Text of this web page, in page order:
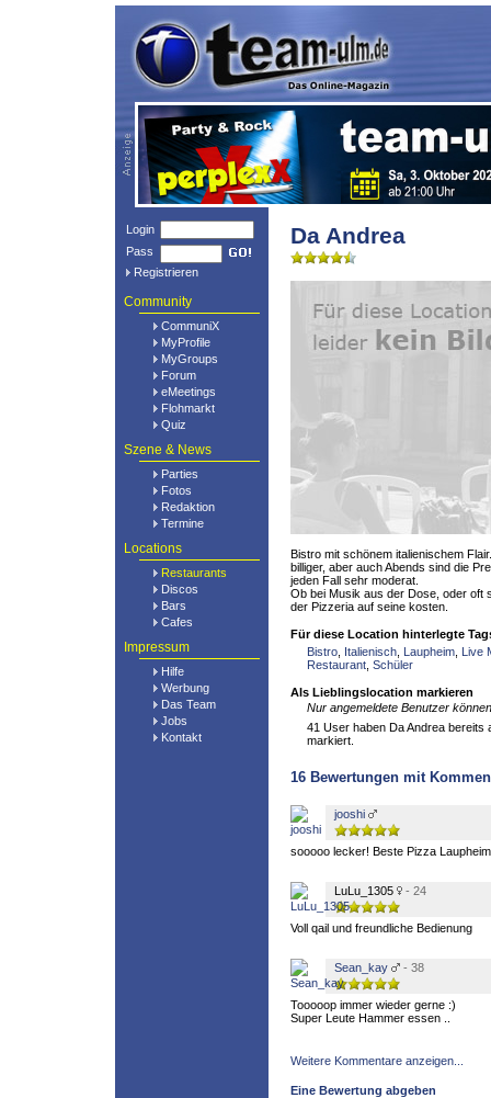
Login
Pass
Registrieren
Community
CommuniX
MyProfile
MyGroups
Forum
eMeetings
Flohmarkt
Quiz
Szene & News
Parties
Fotos
Redaktion
Termine
Locations
Restaurants
Discos
Bars
Cafes
Impressum
Hilfe
Werbung
Das Team
Jobs
Kontakt
Da Andrea
Bistro mit schönem italienischem
billiger, aber auch Abends sind die
jeden Fall sehr moderat.
Ob bei Musik aus der Dose, oder oft
der Pizzeria auf seine kosten.
Für diese Location hinterlegte
Bistro Italienisch Laupheim Live
Restaurant Schüler
Als Lieblingslocation markieren
Nur angemeldete Benutzer
41 User haben Da Andrea bereits
markiert.
16 Bewertungen mit
jooshi
sooooo lecker! Beste Pizza
LuLu_1305 - 24
Voll qail und freundliche Bedienung
Sean_kay - 38
Tooooop immer wieder gerne :)
Super Leute Hammer essen ..
Weitere Kommentare anzeigen...
Eine Bewertung abgeben